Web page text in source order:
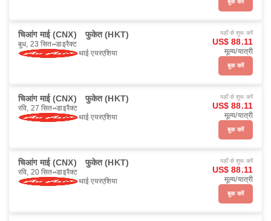
बुक करें
चिआंग माई (CNX) फुकेत (HKT)
बुध, 23 सित॰ डाइरैक्ट
थाई एयरएशिया
यहाँ से शुरू करें
US$ 88.11
मूल्य/यात्री
बुक करें
चिआंग माई (CNX) फुकेत (HKT)
रवि, 27 सित॰ डाइरैक्ट
थाई एयरएशिया
यहाँ से शुरू करें
US$ 88.11
मूल्य/यात्री
बुक करें
चिआंग माई (CNX) फुकेत (HKT)
रवि, 20 सित॰ डाइरैक्ट
थाई एयरएशिया
यहाँ से शुरू करें
US$ 88.11
मूल्य/यात्री
बुक करें